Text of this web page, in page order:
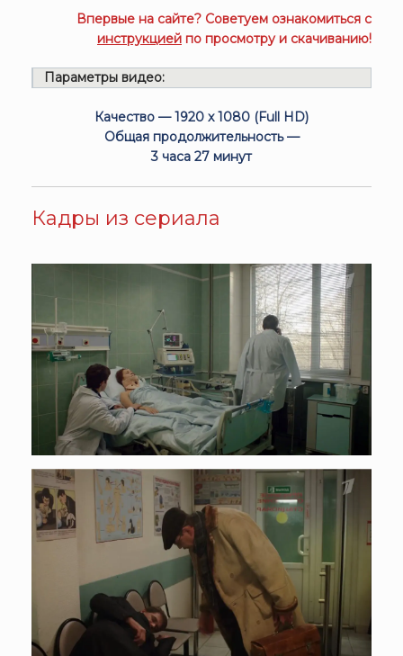
Впервые на сайте? Советуем ознакомиться с
инструкцией по просмотру и скачиванию!
Параметры видео:
Качество — 1920 x 1080 (Full HD)
Общая продолжительность —
3 часа 27 минут
Кадры из сериала